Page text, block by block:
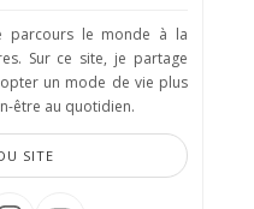
parcours le monde à la
Sur ce site, je partage
un mode de vie plus
être au quotidien.
SITE